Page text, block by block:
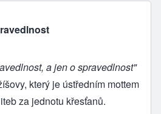
a jen o spravedlnost"
který je ústředním mottem
za jednotu křesťanů.